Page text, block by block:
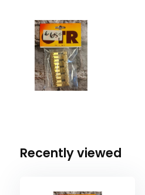
Recently viewed